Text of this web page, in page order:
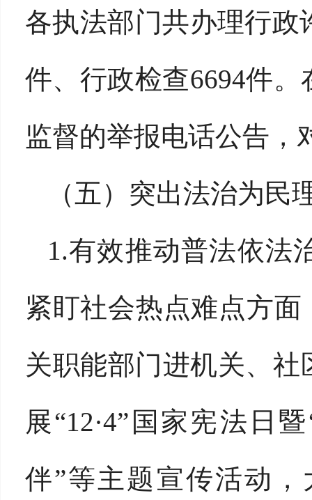
各执法部门共办理行政
件、行政检查6694件
监督的举报电话公告，
（五）突出法治为
1.有效推动普法依法
紧盯社会热点难点方
关职能部门进机关、
展“12·4”国家宪法日
伴”等主题宣传活动